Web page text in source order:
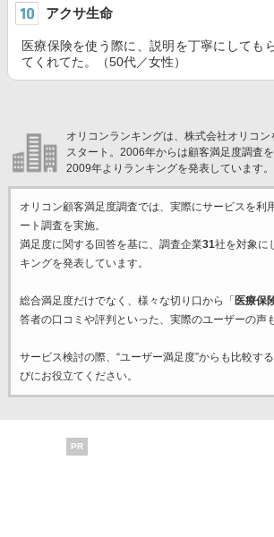
アクサ生命
医療保険を使う際に、説明を丁寧にしても
てくれてた。（50代／女性）
オリコンランキングは、株式会社オリコ
スタート。2006年からは顧客満足度調査を
2009年よりランキングを発表しています。
オリコン顧客満足度調査では、実際にサービスを利
ート調査を実施。
満足度に関する回答を基に、調査企業31社を対象に
キングを発表しています。
総合満足度だけでなく、様々な切り口から「 医療保
答者の口コミや評判といった、実際のユーザーの声
サービス検討の際、“ユーザー満足度”からも比較す
びにお役立てください。
PR